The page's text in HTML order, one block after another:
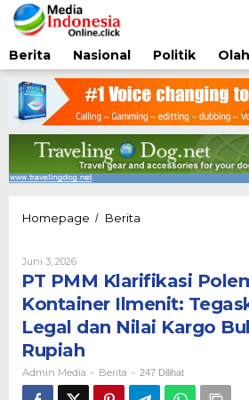
Lewati
ke
konten
Berita
Nasional Politik
Homepage / Berita
15
Kontainer
Ilmenit:
Tegaskan
dan
Nilai
Juni 3, 2026Oleh
Media
PT PMM Klarifikasi
Kontainer Ilmenit:
Legal dan Nilai Kargo
Rupiah
Admin Media - Berita - 247 Dilihat